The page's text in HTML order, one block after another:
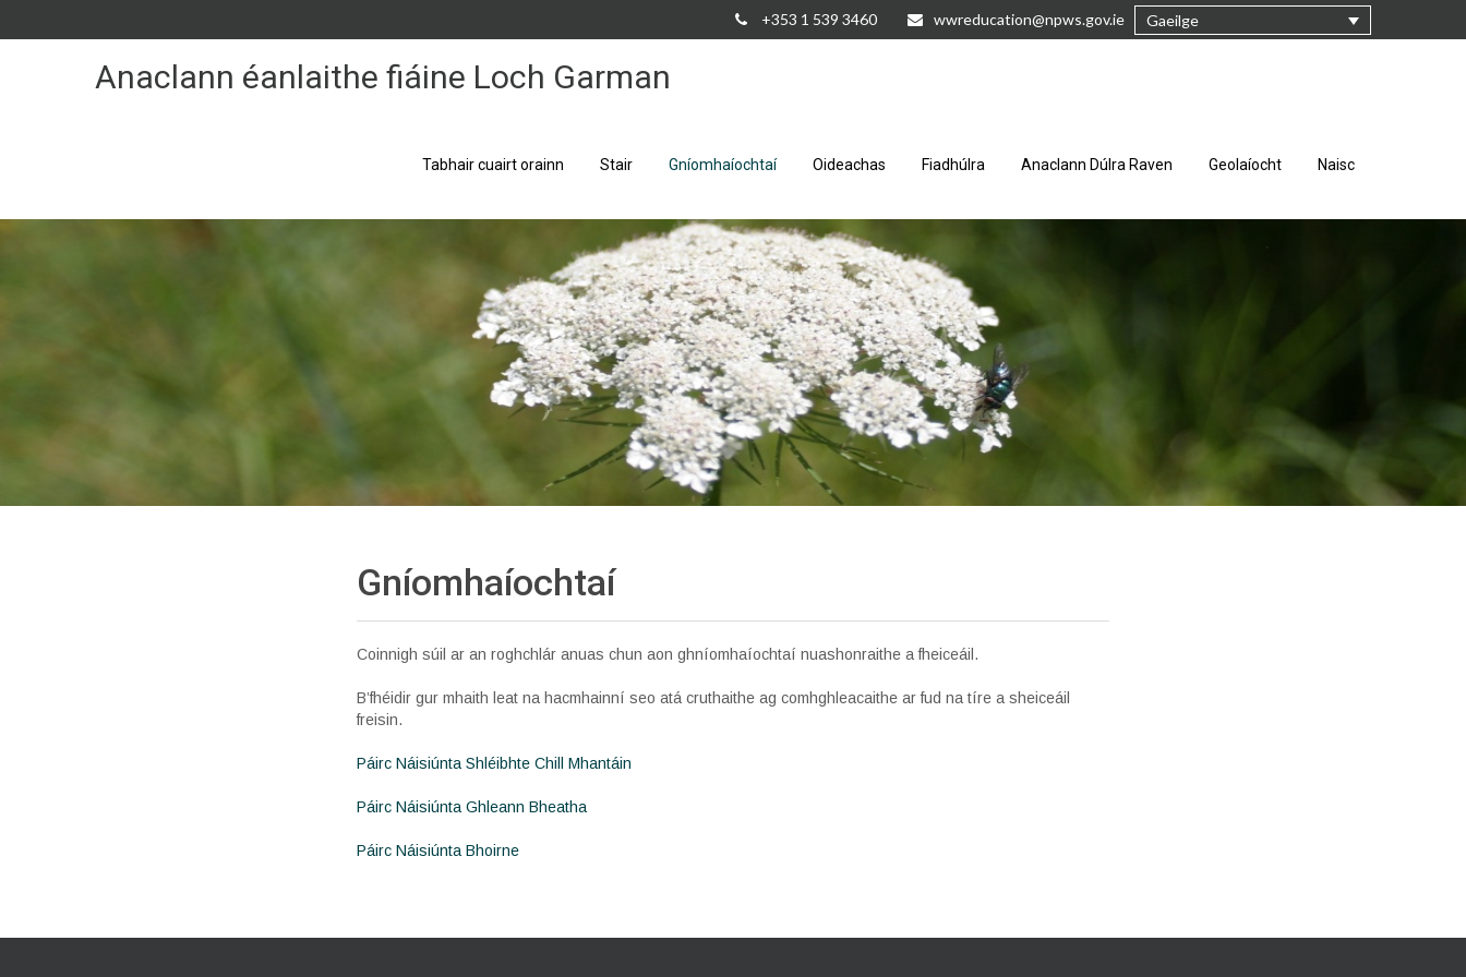
+353 1 539 3460 wwreducation@npws.gov.ie Gaeilge
Anaclann éanlaithe fiáine Loch Garman
Tabhair cuairt orainn Stair Gníomhaíochtaí Oideachas Fiadhúlra Anaclann Dúlra Raven Geolaíocht Naisc
Gníomhaíochtaí
Coinnigh súil ar an roghchlár anuas chun aon ghníomhaíochtaí nuashonraithe a fheiceáil.
B’fhéidir gur mhaith leat na hacmhainní seo atá cruthaithe ag comhghleacaithe ar fud na tíre a sheiceáil
freisin.
Páirc Náisiúnta Shléibhte Chill Mhantáin
Páirc Náisiúnta Ghleann Bheatha
Páirc Náisiúnta Bhoirne